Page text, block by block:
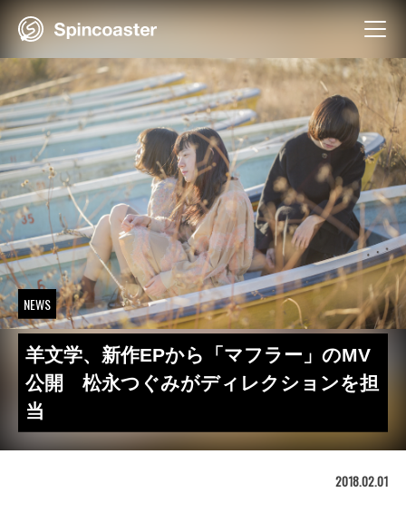
Skip
NEWS
羊文学、新作EPから「マフラー」のMV
公開 松永つぐみがディレクションを担
当
2018.02.01